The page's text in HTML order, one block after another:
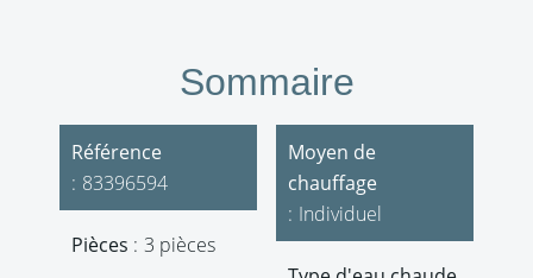
Sommaire
Référence
83396594
Pièces 3 pièces
Moyen de
chauffage
Individuel